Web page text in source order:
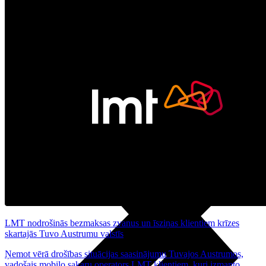
Citi pakalpojumi
LMT nodrošinās bezmaksas zvanus un īsziņas klientiem krīzes
skartajās Tuvo Austrumu valstīs
Ņemot vērā drošības situācijas saasinājumu Tuvajos Austrumos,